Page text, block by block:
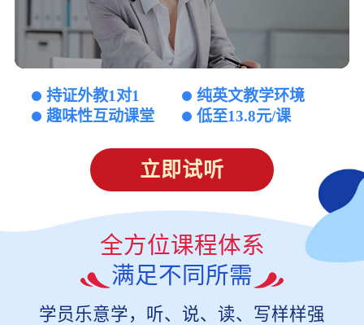
持证外教1对1
纯英文教学环境
趣味性互动课堂
低至13.8元/课
立即试听
全方位课程体系
满足不同所需
学员乐意学，听、说、读、写样样强